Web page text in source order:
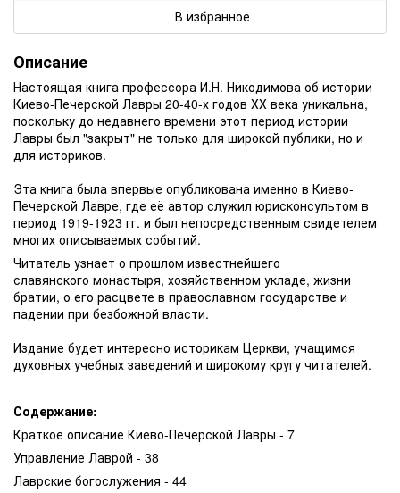
В избранное
Описание
Настоящая книга профессора И.Н. Никодимова об истории
Киево-Печерской Лавры 20-40-х годов ХХ века уникальна,
поскольку до недавнего времени этот период истории
Лавры был "закрыт" не только для широкой публики, но и
для историков.
Эта книга была впервые опубликована именно в Киево-
Печерской Лавре, где её автор служил юрисконсультом в
период 1919-1923 гг. и был непосредственным свидетелем
многих описываемых событий.
Читатель узнает о прошлом известнейшего
славянского монастыря, хозяйственном укладе, жизни
братии, о его расцвете в православном государстве и
падении при безбожной власти.
Издание будет интересно историкам Церкви, учащимся
духовных учебных заведений и широкому кругу читателей.
Содержание:
Краткое описание Киево-Печерской Лавры - 7
Управление Лаврой - 38
Лаврские богослужения - 44